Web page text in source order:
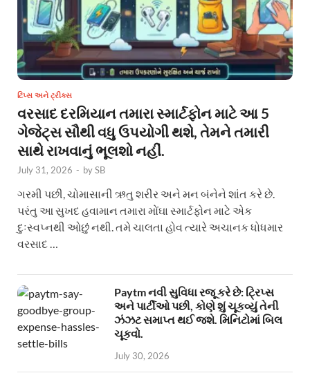
ટિપ્સ અને ટ્રીક્સ
વરસાદ દરમિયાન તમારા સ્માર્ટફોન માટે આ 5
ગેજેટ્સ સૌથી વધુ ઉપયોગી થશે, તેમને તમારી
સાથે રાખવાનું ભૂલશો નહીં.
July 31, 2026 - bySB
ગરમી પછી, ચોમાસાની ઋતુ શરીર અને મન બંનેને શાંત કરે છે.
પરંતુ આ સુખદ હવામાન તમારા મોંઘા સ્માર્ટફોન માટે એક
દુઃસ્વપ્નથી ઓછું નથી. તમે ચાલતા હોવ ત્યારે અચાનક ધોધમાર
વરસાદ …
Paytm નવી સુવિધા રજૂ કરે છે: ટ્રિપ્સ
અને પાર્ટીઓ પછી, કોણે શું ચૂકવ્યું તેની
ઝંઝટ સમાપ્ત થઈ જશે. મિનિટોમાં બિલ
ચૂકવો.
July 30, 2026